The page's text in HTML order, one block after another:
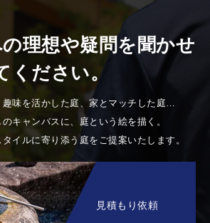
理想や疑問を聞かせ
ください。
味を活かした庭、家とマッチした庭…
キャンバスに、庭という絵を描く。
イルに寄り添う庭をご提案いたします。
見積もり依頼